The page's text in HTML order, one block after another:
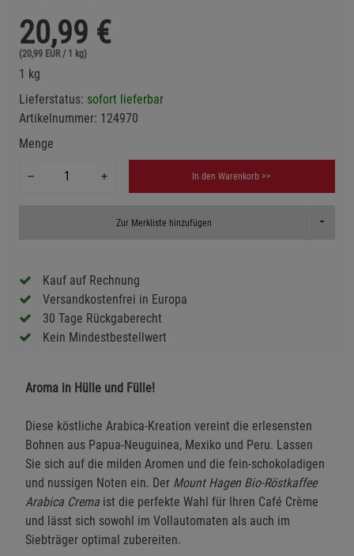
20,99 €
(20,99 EUR / 1 kg)
1 kg
Lieferstatus: sofort lieferbar
Artikelnummer: 124970
Menge
In den Warenkorb >>
Zur Merkliste hinzufügen Toggle
Kauf auf Rechnung
Versandkostenfrei in Europa
30 Tage Rückgaberecht
Kein Mindestbestellwert
Aroma in Hülle und Fülle!
Diese köstliche Arabica-Kreation vereint die erlesensten
Bohnen aus Papua-Neuguinea, Mexiko und Peru. Lassen
Sie sich auf die milden Aromen und die fein-schokoladigen
und nussigen Noten ein. Der Mount Hagen Bio-Röstkaffee
Arabica Crema ist die perfekte Wahl für Ihren Café Crème
und lässt sich sowohl im Vollautomaten als auch im
Siebträger optimal zubereiten.